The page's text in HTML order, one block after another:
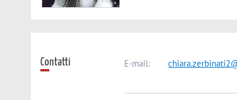
Contatti E-mail: